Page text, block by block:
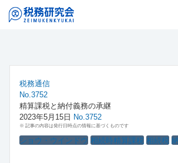
税務通信
No.3752
精算課税と納付義務の承継
2023年5月15日 No.3752
※ 記事の内容は発行日時点の情報に基づくものです
ショウ・ウインドウ 相続時精算課税 相続税